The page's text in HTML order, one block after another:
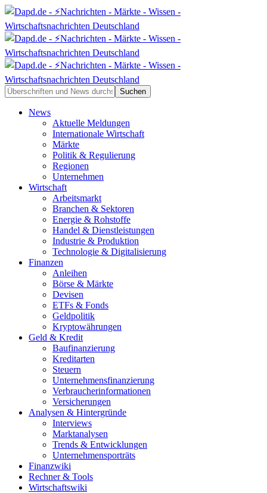
News
Aktuelle Meldungen
Internationale Wirtschaft
Märkte
Politik & Regulierung
Regionen
Unternehmen
Wirtschaft
Arbeitsmarkt
Branchen & Sektoren
Energie & Rohstoffe
Handel & Dienstleistungen
Industrie & Produktion
Technologie & Digitalisierung
Finanzen
Anleihen
Börse & Märkte
Devisen
ETFs & Fonds
Geldpolitik
Kryptowährungen
Geld & Kredit
Baufinanzierung
Kreditarten
Steuern
Unternehmensfinanzierung
Verbraucherinformationen
Versicherungen
Analysen & Hintergründe
Interviews
Marktanalysen
Trends & Entwicklungen
Unternehmensporträts
Finanzwiki
Rechner & Tools
Wirtschaftswiki